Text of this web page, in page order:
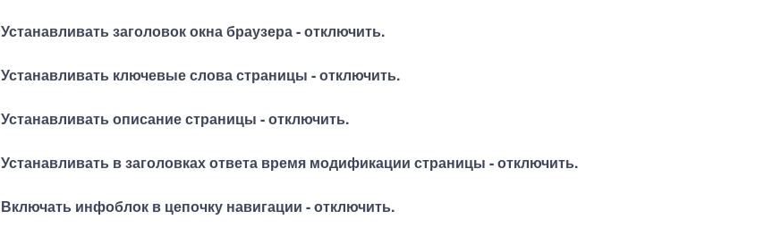
Устанавливать заголовок окна браузера - отключить.
Устанавливать ключевые слова страницы - отключить.
Устанавливать описание страницы - отключить.
Устанавливать в заголовках ответа время модификации страницы - отключить.
Включать инфоблок в цепочку навигации - отключить.